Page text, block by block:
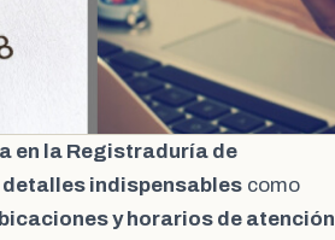
en la Registraduría de
detalles indispensables como
y horarios de atención